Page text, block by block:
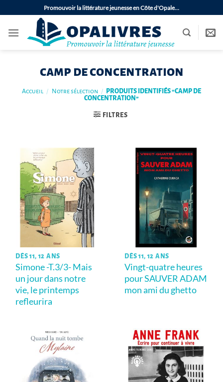
au
contenu
Promouvoir la littérature jeunesse en Côte d'Opale…
camp de concentration
Accueil / Notre sélection /
PRODUITS IDENTIFIÉS “CAMP DE
CONCENTRATION”
FILTRES
DÈS 11, 12 ANS
Simone -T.3/3- Mais
un jour dans notre
vie, le printemps
refleurira
DÈS 11, 12 ANS
Vingt-quatre heures
pour SAUVER ADAM
mon ami du ghetto